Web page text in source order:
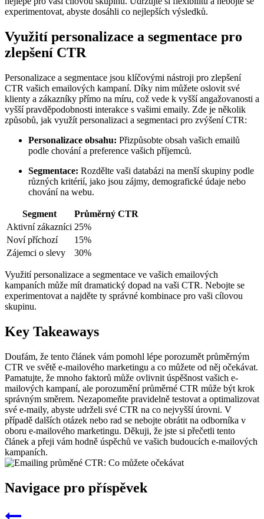
experimentovat, abyste dosáhli co nejlepších výsledků.
Využití personalizace a segmentace pro
zlepšení CTR
Personalizace a segmentace jsou klíčovými nástroji pro zlepšení
CTR vašich emailových kampaní. Díky nim můžete oslovit své
klienty a zákazníky přímo na míru, což vede k vyšší angažovanosti a
vyšší pravděpodobnosti interakce s vašimi emaily. Zde je několik
způsobů, jak využít personalizaci a segmentaci pro zvýšení CTR:
Personalizace obsahu: Přizpůsobte obsah vašich emailů
podle chování a preference vašich příjemců.
Segmentace: Rozdělte vaši databázi na menší skupiny podle
různých kritérií, jako jsou zájmy, demografické údaje nebo
chování na webu.
Segment
Průměrný CTR
Aktivní zákazníci 25%
Noví příchozí
15%
Zájemci o slevy
30%
Využití personalizace a segmentace ve vašich emailových
kampaních může mít dramatický dopad na vaši CTR. Nebojte se
experimentovat a najděte ty správné kombinace pro vaši cílovou
skupinu.
Key Takeaways
Doufám, že tento článek vám pomohl lépe porozumět průměrným
CTR ve světě e-mailového marketingu a co můžete od něj očekávat.
Pamatujte, že mnoho faktorů může ovlivnit úspěšnost vašich e-
mailových kampaní, ale porozumění průměrné CTR může být krok
správným směrem. Nezapomeňte pravidelně testovat a optimalizovat
své e-maily, abyste udrželi své CTR na co nejvyšší úrovni. V
případě dalších otázek nebo rad se nebojte obrátit na odborníka v
oboru e-mailového marketingu. Děkuji, že jste si přečetli tento
článek a přeji vám hodně úspěchů ve vašich budoucích e-mailových
kampaních.
Navigace pro příspěvek